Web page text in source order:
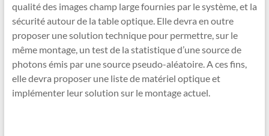
qualité des images champ large fournies par le système, et la
sécurité autour de la table optique. Elle devra en outre
proposer une solution technique pour permettre, sur le
même montage, un test de la statistique d’une source de
photons émis par une source pseudo-aléatoire. A ces fins,
elle devra proposer une liste de matériel optique et
implémenter leur solution sur le montage actuel.